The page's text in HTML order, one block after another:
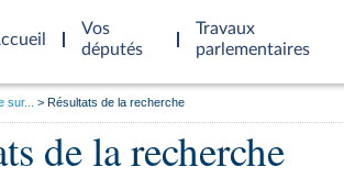
Vos
députés
Travaux
parlementaires
sur... Résultats de la recherche
de la recherche